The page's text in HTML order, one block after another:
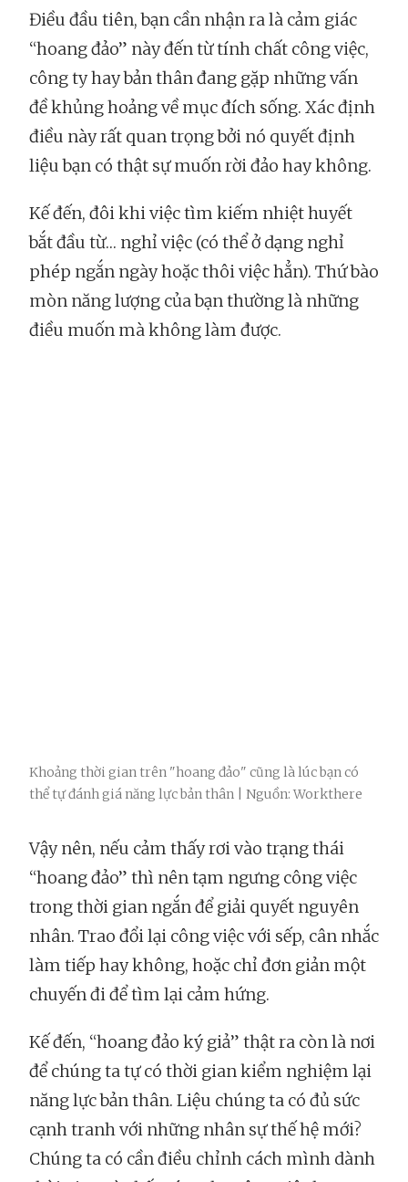
Điều đầu tiên, bạn cần nhận ra là cảm giác
“hoang đảo” này đến từ tính chất công việc,
công ty hay bản thân đang gặp những vấn
đề khủng hoảng về mục đích sống. Xác định
điều này rất quan trọng bởi nó quyết định
liệu bạn có thật sự muốn rời đảo hay không.
Kế đến, đôi khi việc tìm kiếm nhiệt huyết
bắt đầu từ… nghỉ việc (có thể ở dạng nghỉ
phép ngắn ngày hoặc thôi việc hẳn). Thứ bào
mòn năng lượng của bạn thường là những
điều muốn mà không làm được.
Khoảng thời gian trên "hoang đảo" cũng là lúc bạn có
thể tự đánh giá năng lực bản thân | Nguồn: Workthere
Vậy nên, nếu cảm thấy rơi vào trạng thái
“hoang đảo” thì nên tạm ngưng công việc
trong thời gian ngắn để giải quyết nguyên
nhân. Trao đổi lại công việc với sếp, cân nhắc
làm tiếp hay không, hoặc chỉ đơn giản một
chuyến đi để tìm lại cảm hứng.
Kế đến, “hoang đảo ký giả” thật ra còn là nơi
để chúng ta tự có thời gian kiểm nghiệm lại
năng lực bản thân. Liệu chúng ta có đủ sức
cạnh tranh với những nhân sự thế hệ mới?
Chúng ta có cần điều chỉnh cách mình dành